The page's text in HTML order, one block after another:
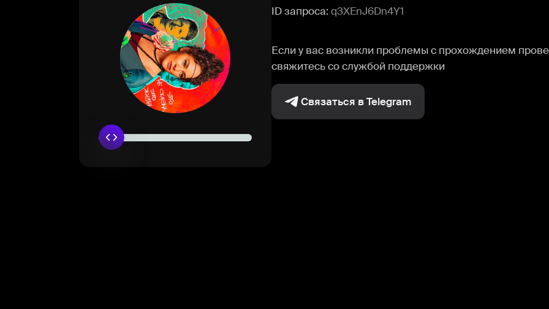
ID запроса: q3XEnJ6Dn4Y1
Если у вас возникли проблемы с прохождением
свяжитесь со службой поддержки
Связаться в Telegram